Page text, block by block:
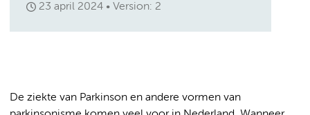
23 april 2024 Version: 2
De ziekte van Parkinson en andere vormen van